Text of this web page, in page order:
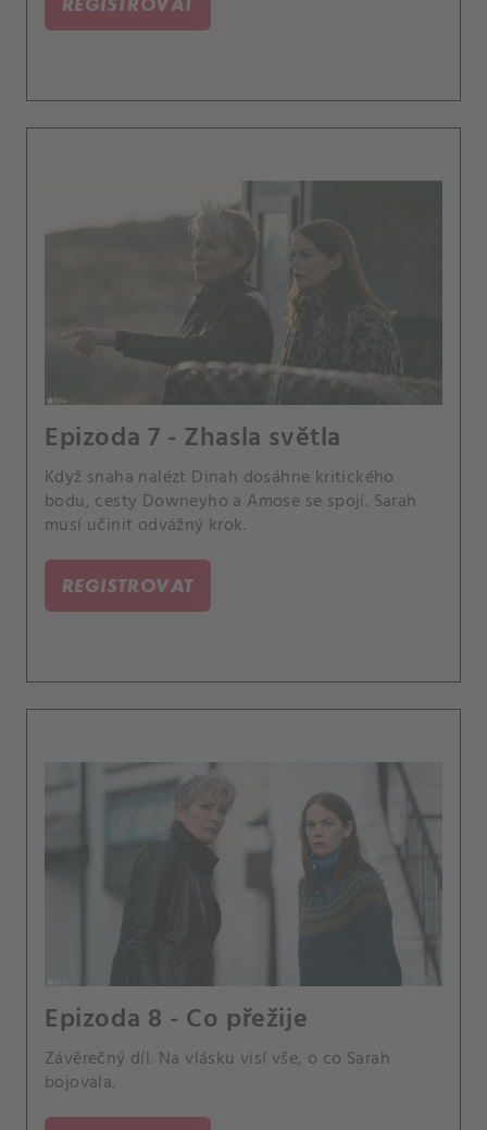
Epizoda 7 - Zhasla světla
Když snaha nalézt Dinah dosáhne kritického
bodu, cesty Downeyho a Amose se spojí. Sarah
musí učinit odvážný krok.
REGISTROVAT
Epizoda 8 - Co přežije
Závěrečný díl. Na vlásku visí vše, o co Sarah
bojovala.